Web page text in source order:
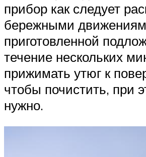
прибор как следует
бережными
приготовленной
течение нескольких
прижимать утюг к
чтобы почистить, при
нужно.